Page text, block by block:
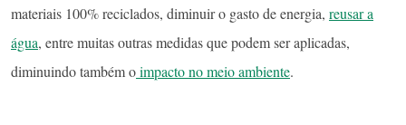
materiais 100% reciclados, diminuir o gasto de energia, reusar a
água, entre muitas outras medidas que podem ser aplicadas,
diminuindo também oimpacto no meio ambiente.